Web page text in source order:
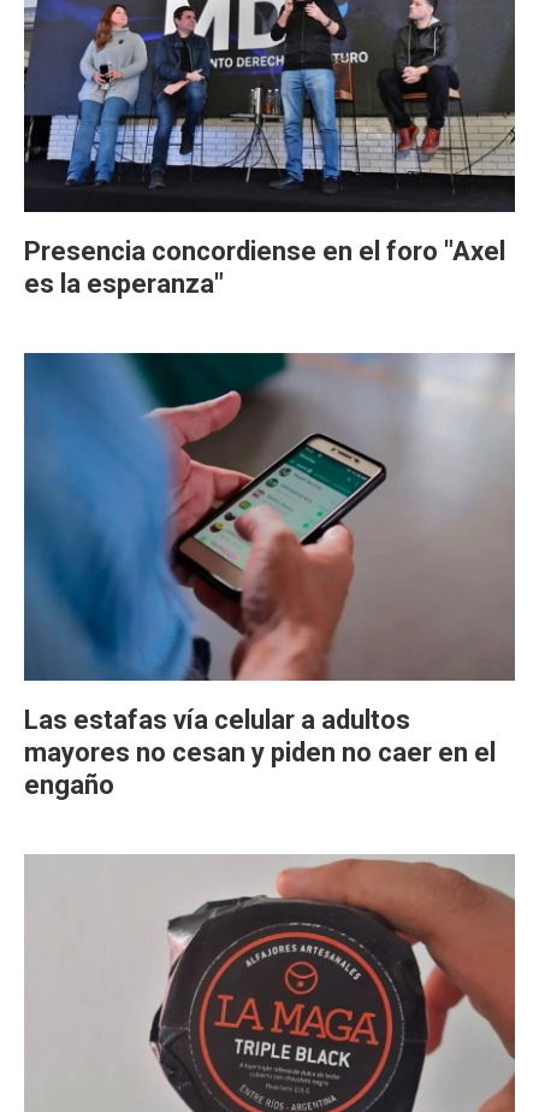
Presencia concordiense en el foro "Axel
es la esperanza"
Las estafas vía celular a adultos
mayores no cesan y piden no caer en el
engaño